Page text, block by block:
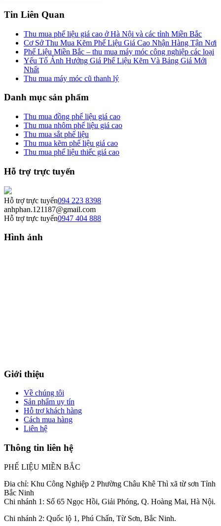
Tin Liên Quan
Thu mua phế liệu giá cao ở Hà Nội và các tỉnh Miền Bắc
Cơ Sở Thu Mua Kẽm Phế Liệu Giá Cao Nhận Hàng Tận Nơi
Phế Liệu Miền Bắc – thu mua máy móc công nghiệp các loại
Yếu Tố Ảnh Hưởng Giá Phế Liệu Kẽm Và Bảng Giá Mới
Nhất
Thu mua máy móc cũ thanh lý
Danh mục sản phẩm
Thu mua đồng phế liệu giá cao
Thu mua nhôm phế liệu giá cao
Thu mua sắt phế liệu
Thu mua kẽm phế liệu giá cao
Thu mua phế liệu thiếc giá cao
Hỗ trợ trực tuyến
Hỗ trợ trực tuyến094 223 8398
anhphan.121187@gmail.com
Hỗ trợ trực tuyến0947 404 888
Hình ảnh
Giới thiệu
Về chúng tôi
Sản phẩm uy tín
Hỗ trợ khách hàng
Cách mua hàng
Liên hệ
Thông tin liên hệ
PHẾ LIỆU MIỀN BẮC
Đia chỉ: Khu Công Nghiệp 2 Phường Châu Khê Thì xã từ sơn Tỉnh
Bắc Ninh
Chi nhánh 1: Số 65 Ngọc Hồi, Giải Phóng, Q. Hoàng Mai, Hà Nội.
Chi nhánh 2: Quốc lộ 1, Phú Chấn, Từ Sơn, Bắc Ninh.